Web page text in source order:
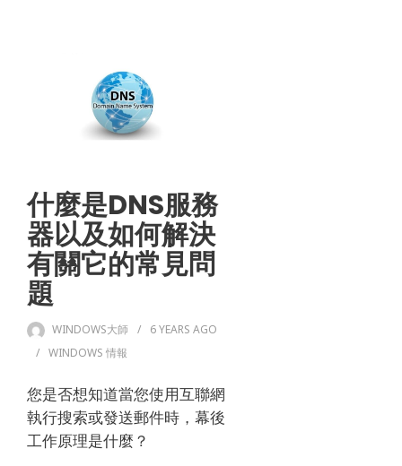
什麼是DNS服務
器以及如何解決
有關它的常見問
題
WINDOWS大師 6 YEARS AGO
WINDOWS 情報
您是否想知道當您使用互聯網
執行搜索或發送郵件時，幕後
工作原理是什麼？